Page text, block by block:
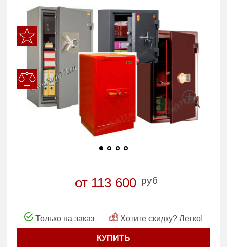
от 113 600 руб
Только на заказ Хотите скидку? Легко!
КУПИТЬ